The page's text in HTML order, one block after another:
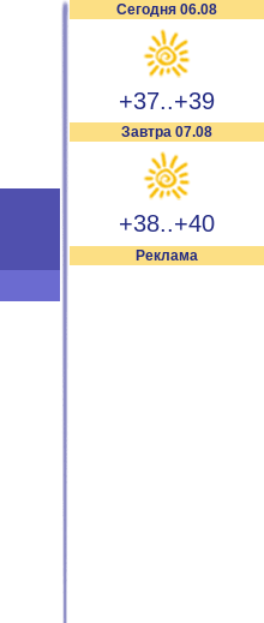
Сегодня 06.08
+37..+39
Завтра 07.08
+38..+40
Реклама